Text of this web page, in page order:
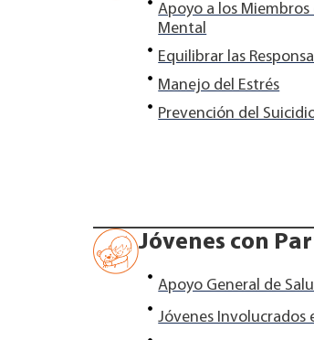
Apoyo a los Miembros
Mental
Equilibrar las
Manejo del Estrés
Prevención del
Jóvenes con
Apoyo General de
Jóvenes Involucrados